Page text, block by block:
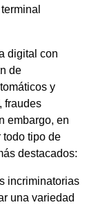
digital con
de
y
fraudes
embargo, en
todo tipo de
destacados:
incriminatorias
una variedad